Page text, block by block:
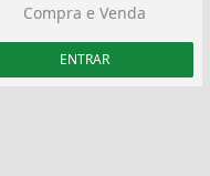
Compra e Venda
ENTRAR